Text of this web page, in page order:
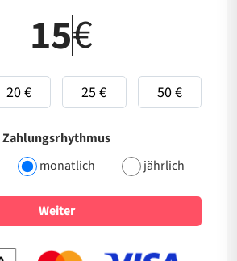
€
20 € 25 € 50 €
Zahlungsrhythmus
monatlich jährlich
Weiter